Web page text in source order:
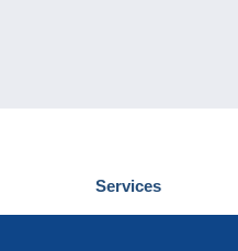
Services
Découvrir Delcampe